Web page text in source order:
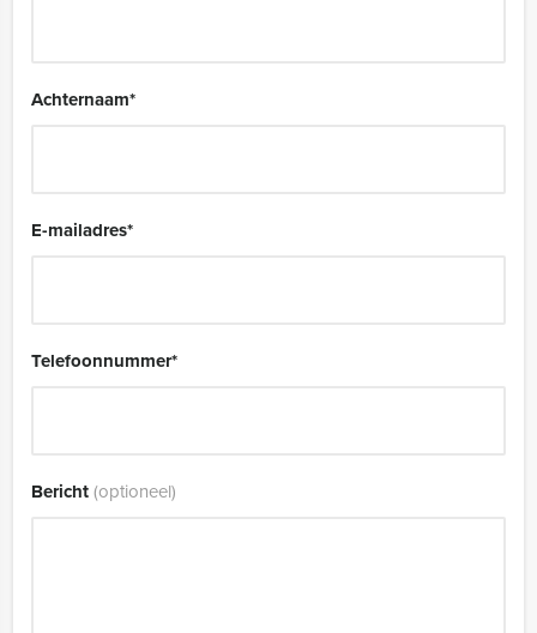
Achternaam*
E-mailadres*
Telefoonnummer*
Bericht(optioneel)